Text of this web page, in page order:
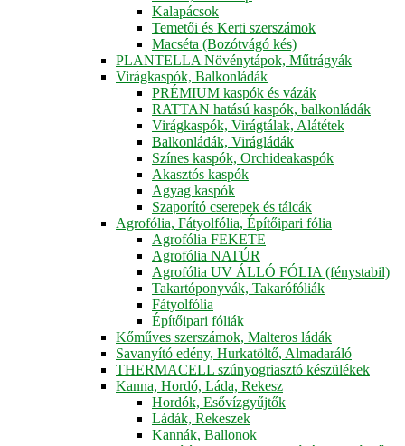
Kalapácsok
Temetői és Kerti szerszámok
Macséta (Bozótvágó kés)
PLANTELLA Növénytápok, Műtrágyák
Virágkaspók, Balkonládák
PRÉMIUM kaspók és vázák
RATTAN hatású kaspók, balkonládák
Virágkaspók, Virágtálak, Alátétek
Balkonládák, Virágládák
Színes kaspók, Orchideakaspók
Akasztós kaspók
Agyag kaspók
Szaporító cserepek és tálcák
Agrofólia, Fátyolfólia, Építőipari fólia
Agrofólia FEKETE
Agrofólia NATÚR
Agrofólia UV ÁLLÓ FÓLIA (fénystabil)
Takartóponyvák, Takarófóliák
Fátyolfólia
Építőipari fóliák
Kőműves szerszámok, Malteros ládák
Savanyító edény, Hurkatöltő, Almadaráló
THERMACELL szúnyogriasztó készülékek
Kanna, Hordó, Láda, Rekesz
Hordók, Esővízgyűjtők
Ládák, Rekeszek
Kannák, Ballonok